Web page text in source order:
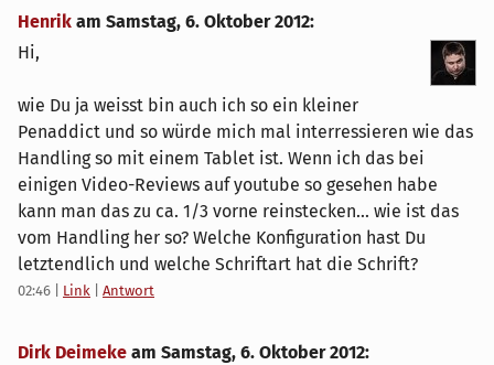
Henrik am Samstag, 6. Oktober 2012:
Hi,
wie Du ja weisst bin auch ich so ein kleiner
Penaddict und so würde mich mal interressieren wie das
Handling so mit einem Tablet ist. Wenn ich das bei
einigen Video-Reviews auf youtube so gesehen habe
kann man das zu ca. 1/3 vorne reinstecken... wie ist das
vom Handling her so? Welche Konfiguration hast Du
letztendlich und welche Schriftart hat die Schrift?
02:46 Link Antwort
Dirk Deimeke am Samstag, 6. Oktober 2012: